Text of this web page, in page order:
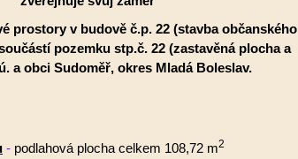
prostory v budově č.p. 22 (stavba občanského
pozemku stp.č. 22 (zastavěná plocha a
a obci Sudoměř, okres Mladá Boleslav.
- podlahová plocha celkem 108,72 m2